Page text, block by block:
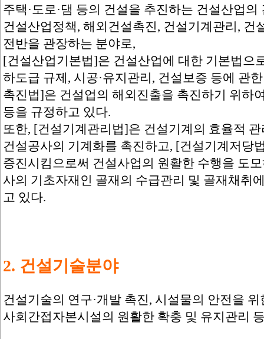
주택·도로·댐 등의 건설을 추진하는 건설산업
건설산업정책, 해외건설촉진, 건설기계관리, 건
전반을 관장하는 분야로,
[건설산업기본법]은 건설산업에 대한 기본법으
하도급 규제, 시공·유지관리, 건설보증 등에 관
촉진법]은 건설업의 해외진출을 촉진하기 위하
등을 규정하고 있다.
또한, [건설기계관리법]은 건설기계의 효율적
건설공사의 기계화를 촉진하고, [건설기계저당
증진시킴으로써 건설사업의 원활한 수행을 도
사의 기초자재인 골재의 수급관리 및 골재채취
고 있다.
2. 건설기술분야
건설기술의 연구·개발 촉진, 시설물의 안전을
사회간접자본시설의 원활한 확충 및 유지관리